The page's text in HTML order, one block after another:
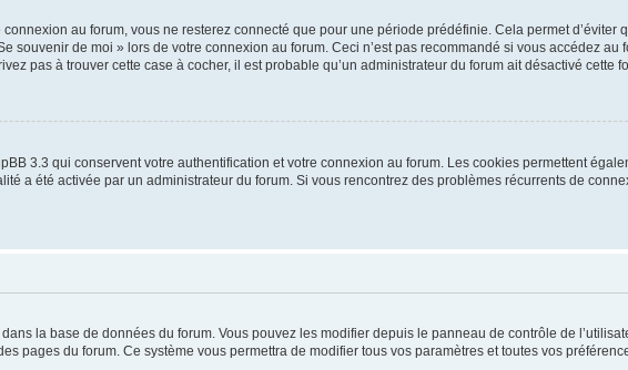
au forum, vous ne resterez connecté que pour une période prédéfinie. Cela permet d’éviter
souvenir de moi » lors de votre connexion au forum. Ceci n’est pas recommandé si vous accédez au
pas à trouver cette case à cocher, il est probable qu’un administrateur du forum ait désactivé cette
3.3 qui conservent votre authentification et votre connexion au forum. Les cookies permettent
a été activée par un administrateur du forum. Si vous rencontrez des problèmes récurrents de
la base de données du forum. Vous pouvez les modifier depuis le panneau de contrôle de
pages du forum. Ce système vous permettra de modifier tous vos paramètres et toutes vos